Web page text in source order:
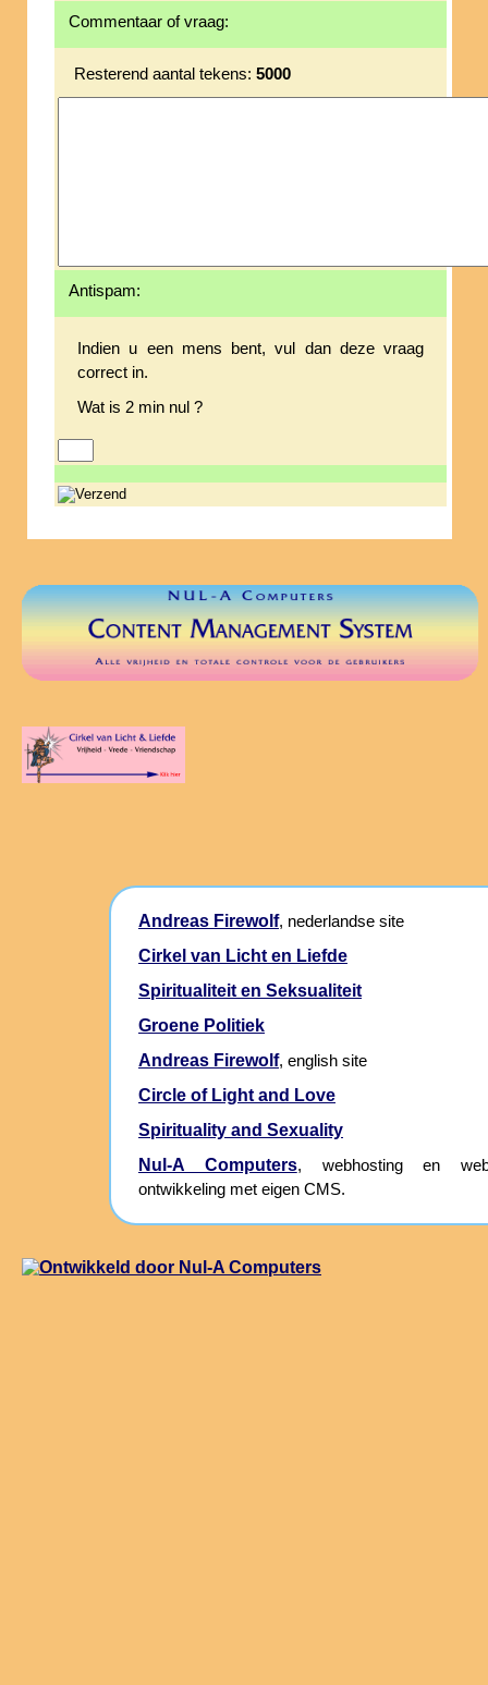
Commentaar of vraag:
Resterend aantal tekens: 5000
Antispam:
Indien u een mens bent, vul dan deze vraag
correct in.
Wat is 2 min nul ?
Andreas Firewolf, nederlandse site
Cirkel van Licht en Liefde
Spiritualiteit en Seksualiteit
Groene Politiek
Andreas Firewolf, english site
Circle of Light and Love
Spirituality and Sexuality
Nul-A Computers, webhosting en
ontwikkeling met eigen CMS.